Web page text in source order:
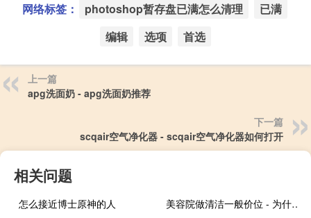
网络标签： photoshop暂存盘已满怎么清理
已满
编辑
选项 首选
上一篇
apg洗面奶 - apg洗面奶推荐
下一篇
scqair空气净化器 - scqair空气净化器如何打开
相关问题
怎么接近博士原神的人 美容院做清洁一般价位 - 为什么不建议去美容院做护理